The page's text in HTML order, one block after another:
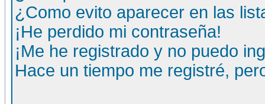
¿Como evito aparecer en las
¡He perdido mi contraseña!
¡Me he registrado y no puedo
Hace un tiempo me registré,